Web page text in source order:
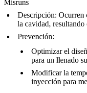
Misruns
Descripción: Ocurren
la cavidad, resultando
Prevención:
Optimizar el
para un llenado
Modificar la
inyección para